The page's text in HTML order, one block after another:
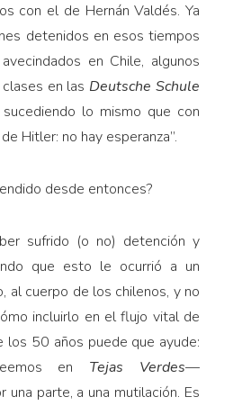
con el de Hernán Valdés. Ya
detenidos en esos tiempos
en Chile, algunos
en las Deutsche Schule
lo mismo que con
Hitler: no hay esperanza”.
desde entonces?
sufrido (o no) detención y
que esto le ocurrió a un
al cuerpo de los chilenos, y no
incluirlo en el flujo vital de
los 50 años puede que ayude:
en Tejas Verdes—
una parte, a una mutilación. Es